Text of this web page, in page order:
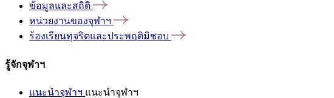
ข้อมูลและสถิติ
หน่วยงานของจุฬาฯ
ร้องเรียนทุจริตและประพฤติมิชอบ
รู้จักจุฬาฯ
แนะนำจุฬาฯ แนะนำจุฬาฯ